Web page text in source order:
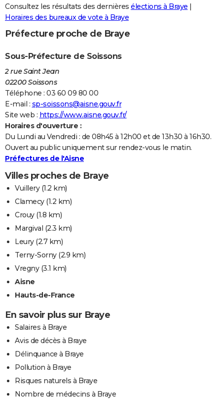
Consultez les résultats des dernières élections à Braye |
Horaires des bureaux de vote à Braye
Préfecture proche de Braye
Sous-Préfecture de Soissons
2 rue Saint Jean
02200 Soissons
Téléphone : 03 60 09 80 00
E-mail : sp-soissons@aisne.gouv.fr
Site web : https://www.aisne.gouv.fr/
Horaires d'ouverture :
Du Lundi au Vendredi : de 08h45 à 12h00 et de 13h30 à 16h30.
Ouvert au public uniquement sur rendez-vous le matin.
Préfectures de l'Aisne
Villes proches de Braye
Vuillery(1.2 km)
Clamecy(1.2 km)
Crouy(1.8 km)
Margival (2.3 km)
Leury(2.7 km)
Terny-Sorny(2.9 km)
Vregny(3.1 km)
Aisne
Hauts-de-France
En savoir plus sur Braye
Salaires à Braye
Avis de décès à Braye
Délinquance à Braye
Pollution à Braye
Risques naturels à Braye
Nombre de médecins à Braye